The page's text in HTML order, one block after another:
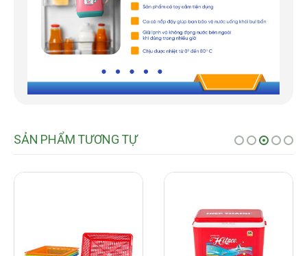
SẢN PHẨM TƯƠNG TỰ